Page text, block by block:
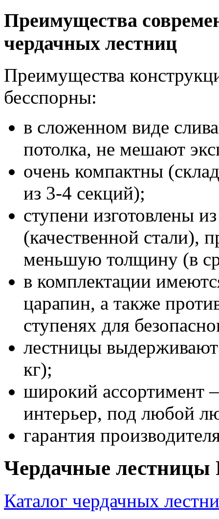
Преимущества
чердачных лестниц
Преимущества
бесспорны:
в сложенном виде
потолка, не мешают
очень компактны
из 3-4 секций);
ступени изготовлены
(качественной стали),
меньшую толщину (в
в комплектации
царапин, а также
ступенях для
лестницы
кг);
широкий ассортимент
интерьер, под любой
гарантия
Чердачные лестницы
Каталог чердачных